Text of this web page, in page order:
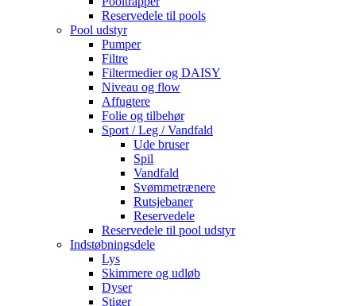
Reservedele til pools
Pool udstyr
Pumper
Filtre
Filtermedier og DAISY
Niveau og flow
Affugtere
Folie og tilbehør
Sport / Leg / Vandfald
Ude bruser
Spil
Vandfald
Svømmetrænere
Rutsjebaner
Reservedele
Reservedele til pool udstyr
Indstøbningsdele
Lys
Skimmere og udløb
Dyser
Stiger